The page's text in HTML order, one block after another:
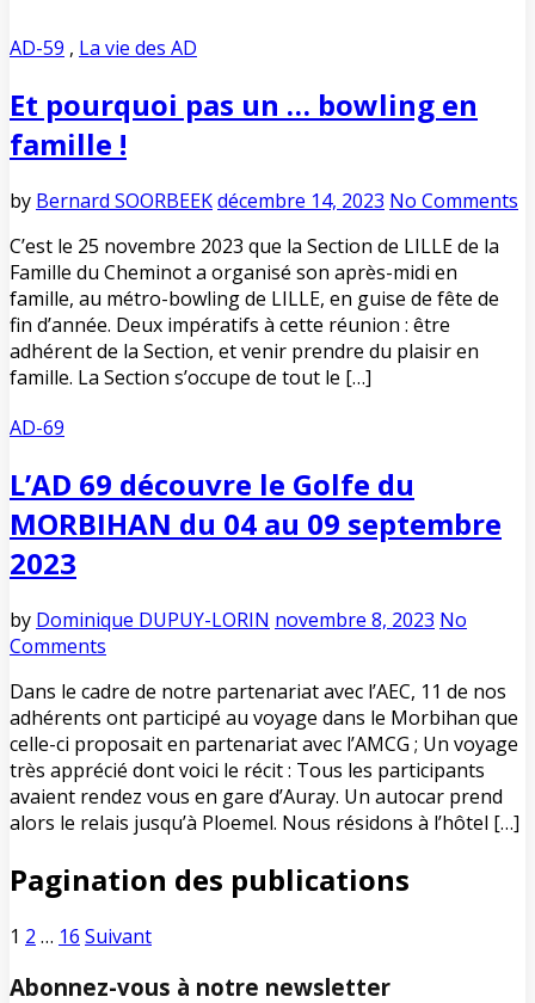
AD-59 , La vie des AD
Et pourquoi pas un … bowling en
famille !
by Bernard SOORBEEKdécembre 14, 2023 No Comments
C’est le 25 novembre 2023 que la Section de LILLE de la
Famille du Cheminot a organisé son après-midi en
famille, au métro-bowling de LILLE, en guise de fête de
fin d’année. Deux impératifs à cette réunion : être
adhérent de la Section, et venir prendre du plaisir en
famille. La Section s’occupe de tout le […]
AD-69
L’AD 69 découvre le Golfe du
MORBIHAN du 04 au 09 septembre
2023
by Dominique DUPUY-LORIN novembre 8, 2023 No
Comments
Dans le cadre de notre partenariat avec l’AEC, 11 de nos
adhérents ont participé au voyage dans le Morbihan que
celle-ci proposait en partenariat avec l’AMCG ; Un voyage
très apprécié dont voici le récit : Tous les participants
avaient rendez vous en gare d’Auray. Un autocar prend
alors le relais jusqu’à Ploemel. Nous résidons à l’hôtel […]
Pagination des publications
1 2 … 16 Suivant
Abonnez-vous à notre newsletter